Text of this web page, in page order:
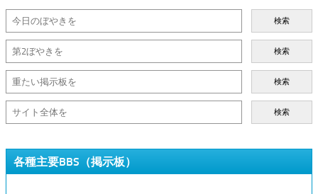
検索
検索
検索
検索
各種主要BBS（掲示板）